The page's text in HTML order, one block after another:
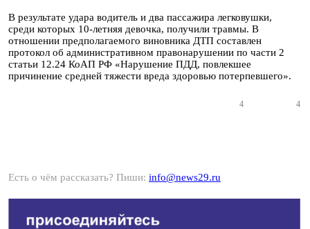
В результате удара водитель и два пассажира легковушки,
среди которых 10-летняя девочка, получили травмы. В
отношении предполагаемого виновника ДТП составлен
протокол об административном правонарушении по части 2
статьи 12.24 КоАП РФ «Нарушение ПДД, повлекшее
причинение средней тяжести вреда здоровью потерпевшего».
4 4
Есть о чём рассказать? Пиши: info@news29.ru